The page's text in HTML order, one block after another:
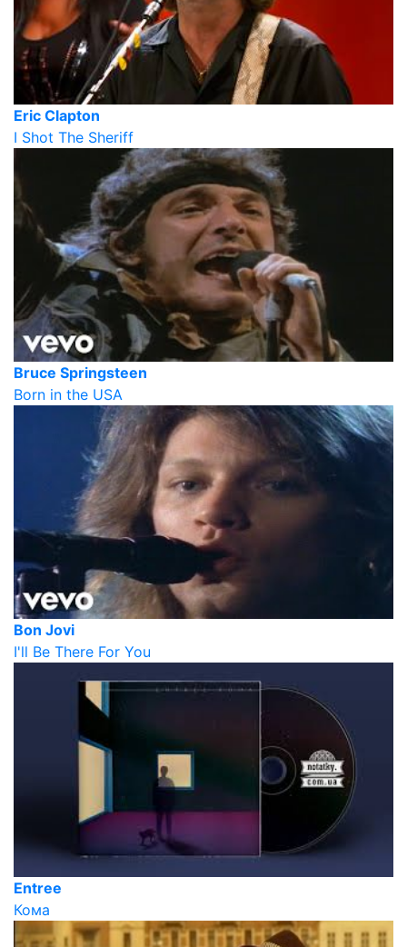
Eric Clapton
I Shot The Sheriff
Bruce Springsteen
Born in the USA
Bon Jovi
I'll Be There For You
Entree
Кома